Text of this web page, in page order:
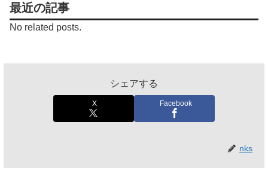
最近の記事
No related posts.
シェアする
X Facebook
nks